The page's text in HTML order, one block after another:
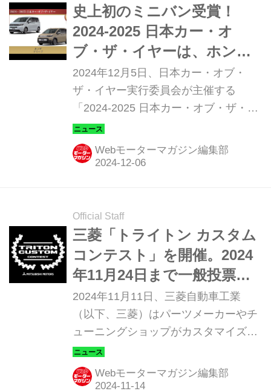
史上初のミニバン受賞！
2024-2025 日本カー・オ
ブ・ザ・イヤーは、ホンダ
「 フリード」に決定
2024年12月5日、日本カー・オブ・
ザ・イヤー実行委員会が主催する
「2024-2025 日本カー・オブ・ザ・イ
ヤー」が発表され、この1年を代表す
るイヤーカーには、ホンダ フリードが
選ばれた。
Webモーターマガジン編集部
Official Staff
三菱「トライトン カスタム
コンテスト」を開催。2024
年11月24日まで一般投票を
実施
2024年11月11日、三菱自動車工業
（以下、三菱）はパーツメーカーやチ
ューニングショップがカスタマイズし
たトライトンを一般投票で人気度を競
う「トライトン カスタムコンテスト」
を11月24日（日）まで実施中だ。
Webモーターマガジン編集部